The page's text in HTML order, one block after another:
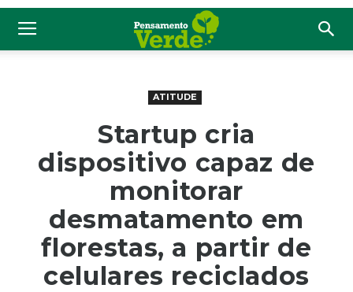
ATITUDE
Startup cria
dispositivo capaz de
monitorar
desmatamento em
florestas, a partir de
celulares reciclados